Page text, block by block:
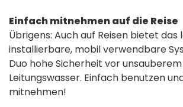
Einfach mitnehmen auf die Reise
Übrigens: Auch auf Reisen bietet das
installierbare, mobil verwendbare
Duo hohe Sicherheit vor unsauberem
Leitungswasser. Einfach benutzen
mitnehmen!